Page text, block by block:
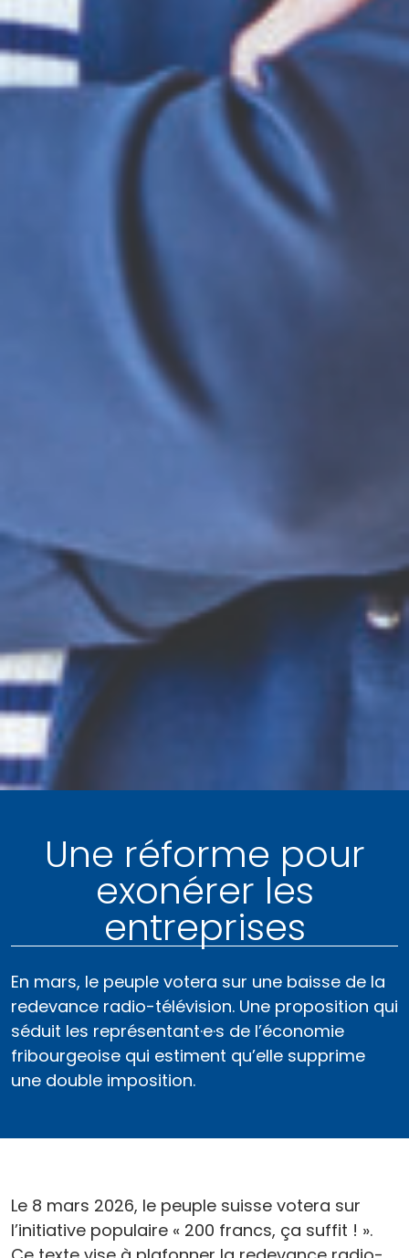
Une réforme pour
exonérer les
entreprises
En mars, le peuple votera sur une baisse de la
redevance radio-télévision. Une proposition qui
séduit les représentant·e·s de l’économie
fribourgeoise qui estiment qu’elle supprime
une double imposition.
Le 8 mars 2026, le peuple suisse votera sur
l’initiative populaire « 200 francs, ça suffit ! ».